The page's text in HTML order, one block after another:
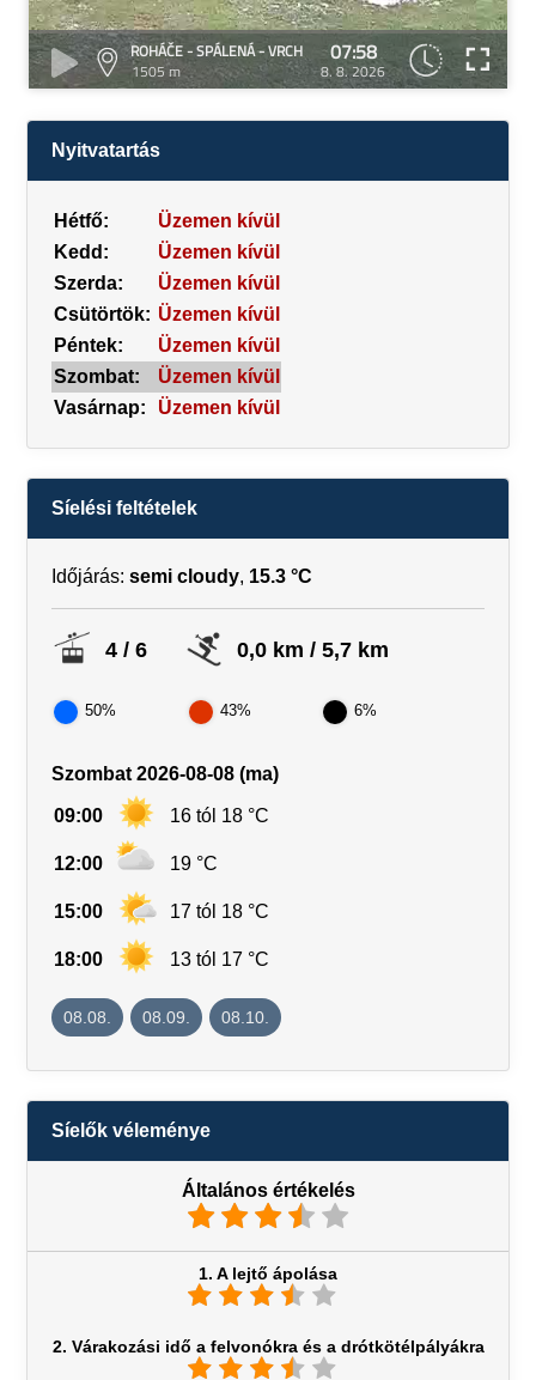
ROHÁČE - SPÁLENÁ - VRCH
1505 m
07:58
8. 8. 2026
Nyitvatartás
Hétfő:
Üzemen kívül
Kedd:
Üzemen kívül
Szerda:
Üzemen kívül
Csütörtök: Üzemen kívül
Péntek:
Üzemen kívül
Szombat:
Üzemen kívül
Vasárnap:
Üzemen kívül
Síelési feltételek
Időjárás: semi cloudy, 15.3 °C
4 / 6 0,0 km / 5,7 km
50% 43% 6%
Szombat 2026-08-08 (ma)
09:00 16 tól 18 °C
12:00 19 °C
15:00 17 tól 18 °C
18:00 13 tól 17 °C
08.08. 08.09. 08.10.
Síelők véleménye
Általános értékelés
1. A lejtő ápolása
2. Várakozási idő a felvonókra és a drótkötélpályákra